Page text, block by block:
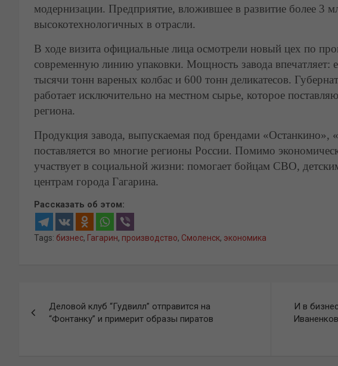
модернизации. Предприятие, вложившее в развитие более 3
высокотехнологичных в отрасли.
В ходе визита официальные лица осмотрели новый цех по
современную линию упаковки. Мощность завода впечатляет:
тысячи тонн вареных колбас и 600 тонн деликатесов.
работает исключительно на местном сырье, которое
региона.
Продукция завода, выпускаемая под брендами
поставляется во многие регионы России. Помимо
участвует в социальной жизни: помогает бойцам СВО,
центрам города Гагарина.
Рассказать об этом:
Tags: бизнес, Гагарин, производство, Смоленск, экономика
по
Деловой клуб “Гудвилл” отправится на
“Фонтанку” и примерит образы пиратов
И в